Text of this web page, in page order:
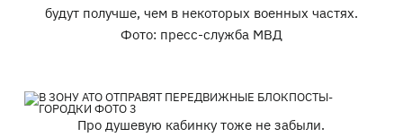
будут получше, чем в некоторых военных частях.
Фото: пресс-служба МВД
Про душевую кабинку тоже не забыли.